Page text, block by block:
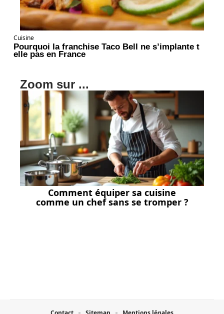
Cuisine
Pourquoi la franchise Taco Bell ne s’implante t
elle pas en France
Zoom sur ...
Comment équiper sa cuisine
comme un chef sans se tromper ?